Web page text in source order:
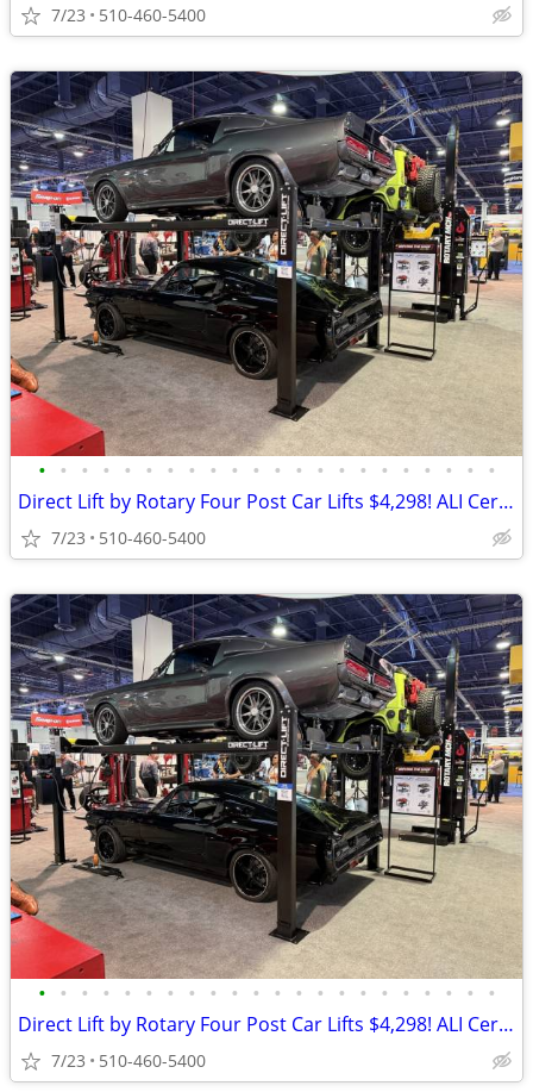
7/23 510-460-5400
• • • • • • • • • • • • • • • • • • • • • •
Direct Lift by Rotary Four Post Car Lifts $4,298! ALI Certified!
7/23 510-460-5400
• • • • • • • • • • • • • • • • • • • • • •
Direct Lift by Rotary Four Post Car Lifts $4,298! ALI Certified!
7/23 510-460-5400